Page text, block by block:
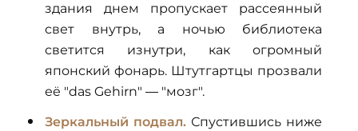
здания днем пропускает рассеянный
свет внутрь, а ночью библиотека
светится изнутри, как огромный
японский фонарь. Штутгартцы прозвали
её "das Gehirn" — "мозг".
Зеркальный подвал. Спустившись ниже